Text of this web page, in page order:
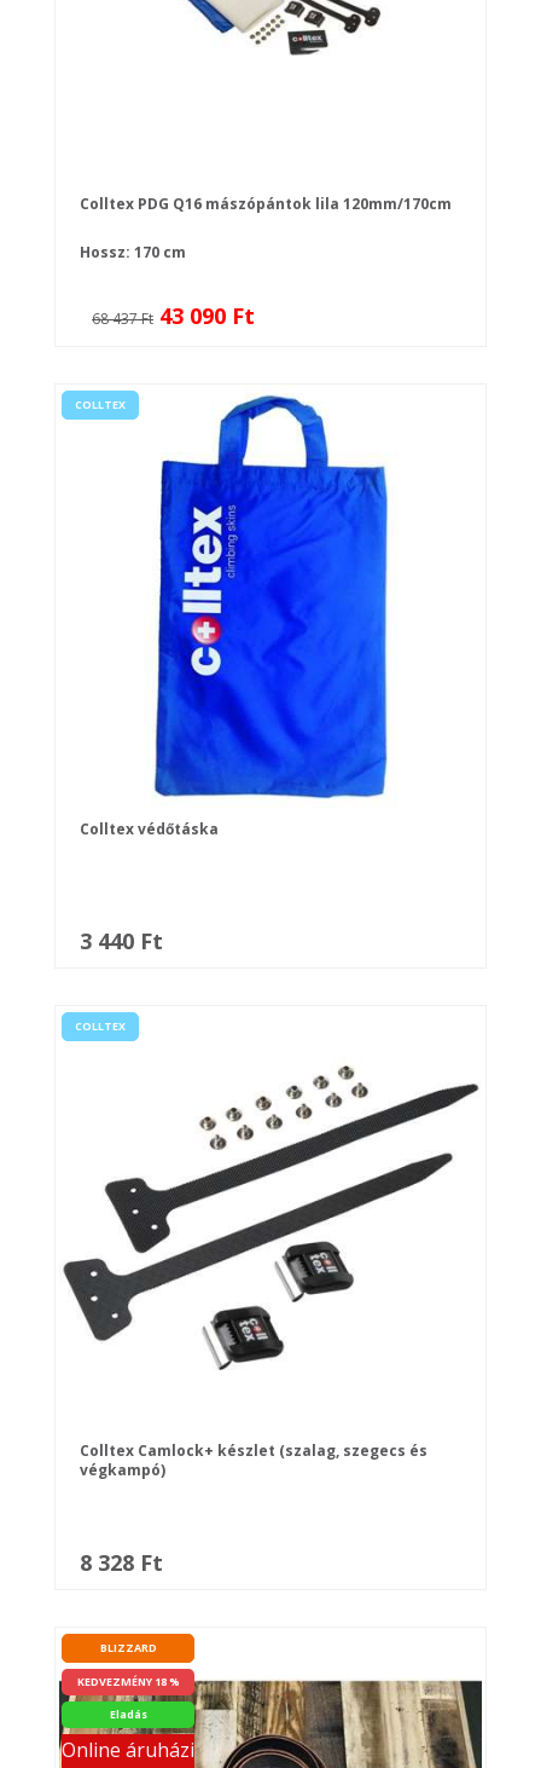
Colltex PDG Q16 mászópántok lila 120mm/170cm
Hossz: 170 cm
68 437 Ft 43 090 Ft
COLLTEX
Colltex védőtáska
3 440 Ft
COLLTEX
Colltex Camlock+ készlet (szalag, szegecs és
végkampó)
8 328 Ft
BLIZZARD
KEDVEZMÉNY 18 %
Eladás
Online áruházi